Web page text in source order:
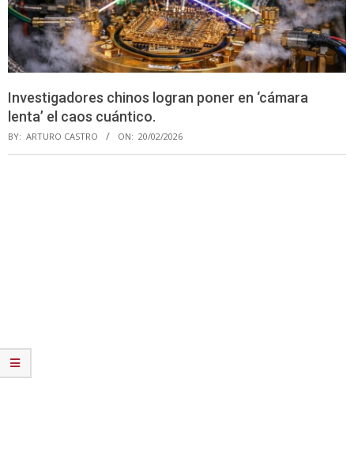
Investigadores chinos logran poner en ‘cámara
lenta’ el caos cuántico.
BY: ARTURO CASTRO ON: 20/02/2026